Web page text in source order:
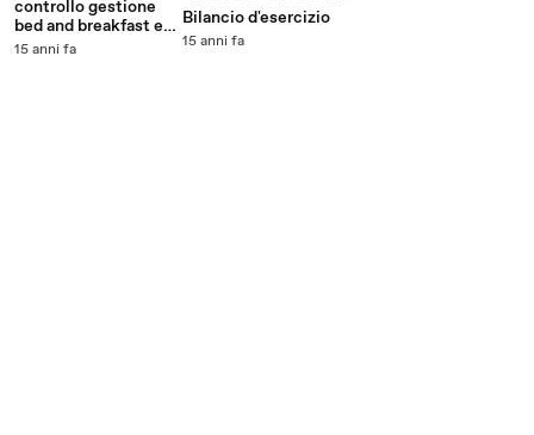
controllo gestione
bed and breakfast e
analisi dei risultati
15 anni fa
Bilancio d'esercizio
15 anni fa